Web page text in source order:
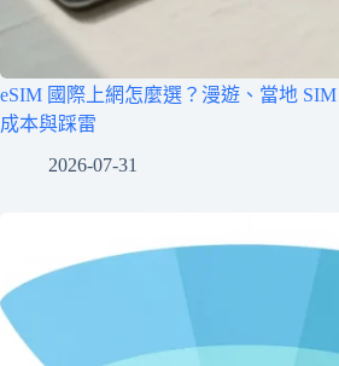
eSIM 國際上網怎麼選？漫遊、當地
成本與踩雷
2026-07-31